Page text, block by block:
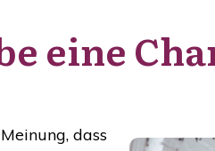
eine
dass